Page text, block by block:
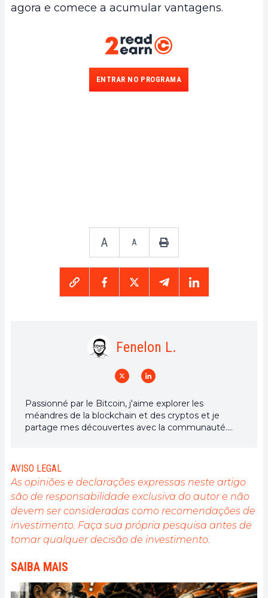
agora e comece a acumular vantagens.
ENTRAR NO PROGRAMA
A A
Fenelon L.
Passionné par le Bitcoin, j'aime explorer les
méandres de la blockchain et des cryptos et je
partage mes découvertes avec la communauté.
tous, et je crois fermement que Bitcoin est l'outil
qui peut rendre cela possible.
AVISO LEGAL
As opiniões e declarações expressas neste artigo
são de responsabilidade exclusiva do autor e não
devem ser consideradas como recomendações de
investimento. Faça sua própria pesquisa antes de
tomar qualquer decisão de investimento.
SAIBA MAIS